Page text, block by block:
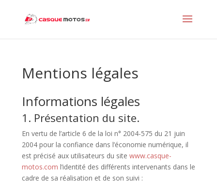
Mentions légales
Informations légales
1. Présentation du site.
En vertu de l’article 6 de la loi n° 2004-575 du 21 juin
2004 pour la confiance dans l’économie numérique, il
est précisé aux utilisateurs du site www.casque-
motos.com l’identité des différents intervenants dans le
cadre de sa réalisation et de son suivi :